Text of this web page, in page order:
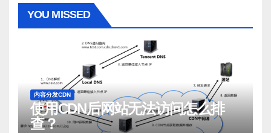
YOU MISSED
内容分发CDN
使用CDN后网站无法访问怎么排
查？